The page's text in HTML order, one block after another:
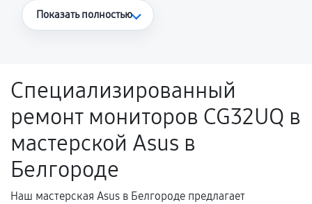
Что считается гарантийным случаем
Поломка установленной детали при
нормальной эксплуатации в течение
гарантийного срока.
Несоответствие комплектующей заявленным
техническим характеристикам.
Показать полностью
Специализированный
ремонт мониторов CG32UQ в
мастерской Asus в
Белгороде
Наш мастерская Asus в Белгороде предлагает